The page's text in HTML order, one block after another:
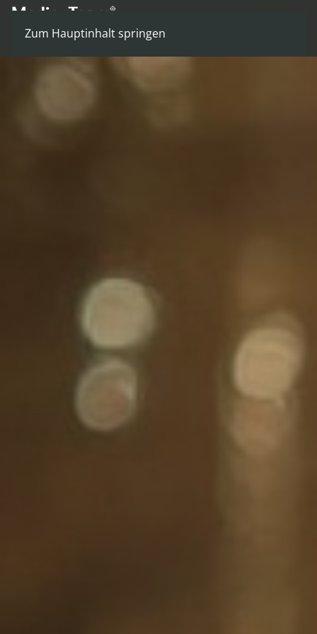
Zum Hauptinhalt springen